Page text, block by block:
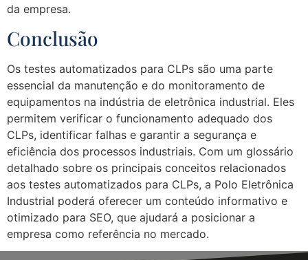
da empresa.
Conclusão
Os testes automatizados para CLPs são uma parte
essencial da manutenção e do monitoramento de
equipamentos na indústria de eletrônica industrial. Eles
permitem verificar o funcionamento adequado dos
CLPs, identificar falhas e garantir a segurança e
eficiência dos processos industriais. Com um glossário
detalhado sobre os principais conceitos relacionados
aos testes automatizados para CLPs, a Polo Eletrônica
Industrial poderá oferecer um conteúdo informativo e
otimizado para SEO, que ajudará a posicionar a
empresa como referência no mercado.